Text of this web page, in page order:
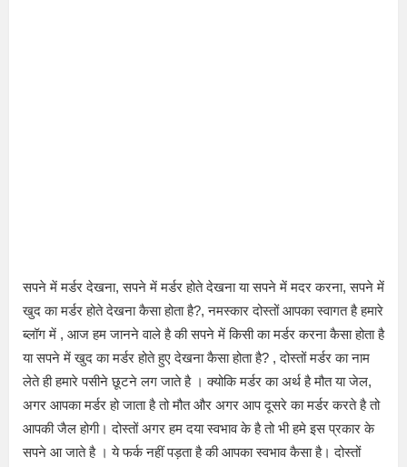
सपने में मर्डर देखना, सपने में मर्डर होते देखना या सपने में मदर करना, सपने में
खुद का मर्डर होते देखना कैसा होता है?, नमस्कार दोस्तों आपका स्वागत है हमारे
ब्लॉग में , आज हम जानने वाले है की सपने में किसी का मर्डर करना कैसा होता है
या सपने में खुद का मर्डर होते हुए देखना कैसा होता है? , दोस्तों मर्डर का नाम
लेते ही हमारे पसीने छूटने लग जाते है । क्योकि मर्डर का अर्थ है मौत या जेल,
अगर आपका मर्डर हो जाता है तो मौत और अगर आप दूसरे का मर्डर करते है तो
आपकी जैल होगी। दोस्तों अगर हम दया स्वभाव के है तो भी हमे इस प्रकार के
सपने आ जाते है । ये फर्क नहीं पड़ता है की आपका स्वभाव कैसा है। दोस्तों